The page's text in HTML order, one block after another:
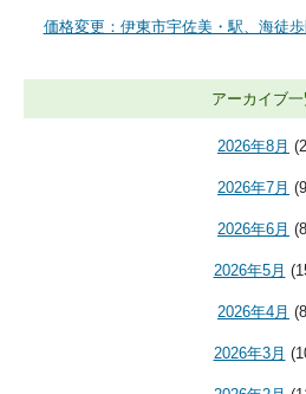
価格変更：伊東市宇佐美・駅、海徒歩
アーカイブ一
2026年8月
2026年7月
2026年6月
2026年5月
2026年4月
2026年3月